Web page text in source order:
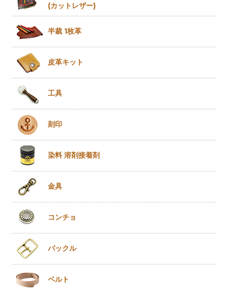
(カットレザー)
半裁 1枚革
皮革キット
工具
刻印
染料 溶剤接着剤
金具
コンチョ
バックル
ベルト